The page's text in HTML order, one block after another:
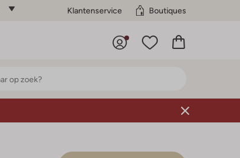
Klantenservice Boutiques